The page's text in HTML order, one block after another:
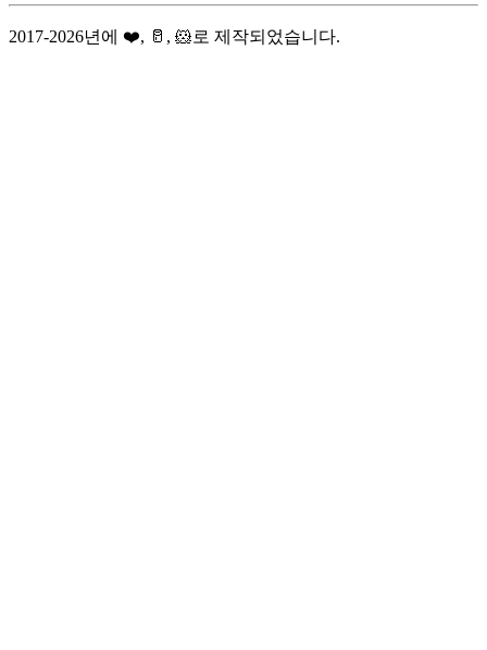
2017-2026년에 ❤️, 🥛, 🐹로 제작되었습니다.